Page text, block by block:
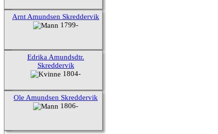
Arnt Amundsen Skreddervik
1799-
Edrika Amundsdtr.
Skreddervik
1804-
Ole Amundsen Skreddervik
1806-